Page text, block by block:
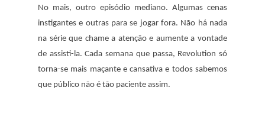
No mais, outro episódio mediano. Algumas cenas
instigantes e outras para se jogar fora. Não há nada
na série que chame a atenção e aumente a vontade
de assisti-la. Cada semana que passa, Revolution só
torna-se mais maçante e cansativa e todos sabemos
que público não é tão paciente assim.